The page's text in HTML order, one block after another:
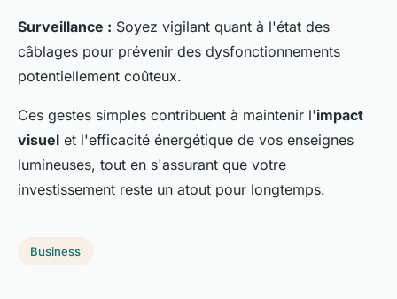
Surveillance : Soyez vigilant quant à l'état des
câblages pour prévenir des dysfonctionnements
potentiellement coûteux.
Ces gestes simples contribuent à maintenir l'impact
visuel et l'efficacité énergétique de vos enseignes
lumineuses, tout en s'assurant que votre
investissement reste un atout pour longtemps.
Business